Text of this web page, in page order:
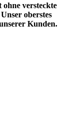
ohne versteckte
oberstes
Kunden.